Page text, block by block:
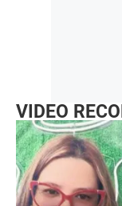
VIDEO